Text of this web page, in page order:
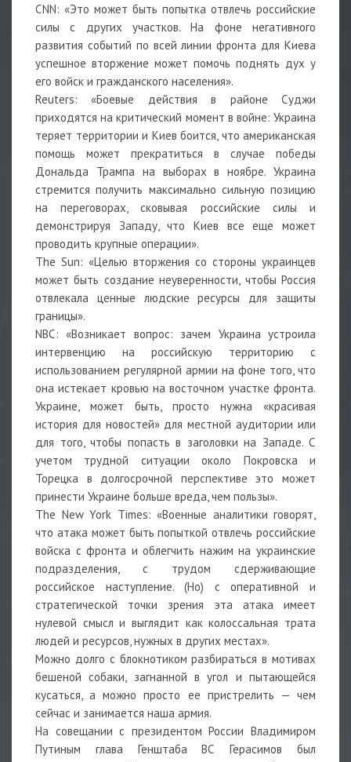
CNN: «Это может быть попытка отвлечь российские
силы с других участков. На фоне негативного
развития событий по всей линии фронта для Киева
успешное вторжение может помочь поднять дух у
его войск и гражданского населения».
Reuters: «Боевые действия в районе Суджи
приходятся на критический момент в войне: Украина
теряет территории и Киев боится, что американская
помощь может прекратиться в случае победы
Дональда Трампа на выборах в ноябре. Украина
стремится получить максимально сильную позицию
на переговорах, сковывая российские силы и
демонстрируя Западу, что Киев все еще может
проводить крупные операции».
The Sun: «Целью вторжения со стороны украинцев
может быть создание неуверенности, чтобы Россия
отвлекала ценные людские ресурсы для защиты
границы».
NBC: «Возникает вопрос: зачем Украина устроила
интервенцию на российскую территорию с
использованием регулярной армии на фоне того, что
она истекает кровью на восточном участке фронта.
Украине, может быть, просто нужна «красивая
история для новостей» для местной аудитории или
для того, чтобы попасть в заголовки на Западе. С
учетом трудной ситуации около Покровска и
Торецка в долгосрочной перспективе это может
принести Украине больше вреда, чем пользы».
The New York Times: «Военные аналитики говорят,
что атака может быть попыткой отвлечь российские
войска с фронта и облегчить нажим на украинские
подразделения, с трудом сдерживающие
российское наступление. (Но) с оперативной и
стратегической точки зрения эта атака имеет
нулевой смысл и выглядит как колоссальная трата
людей и ресурсов, нужных в других местах».
Можно долго с блокнотиком разбираться в мотивах
бешеной собаки, загнанной в угол и пытающейся
кусаться, а можно просто ее пристрелить — чем
сейчас и занимается наша армия.
На совещании с президентом России Владимиром
Путиным глава Генштаба ВС Герасимов был